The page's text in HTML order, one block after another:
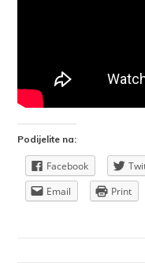
Podijelite na:
Facebook
Email
Print